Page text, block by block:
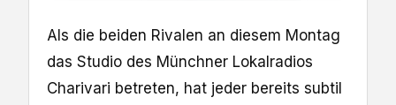
Als die beiden Rivalen an diesem Montag
das Studio des Münchner Lokalradios
Charivari betreten, hat jeder bereits subtil